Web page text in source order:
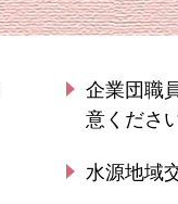
企業団職
意くださ
水源地域